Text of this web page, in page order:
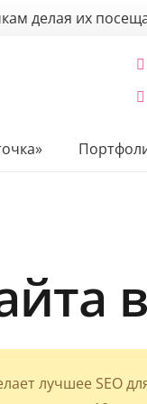
делая их
лучшее SEO